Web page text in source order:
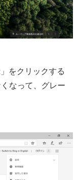
をクリックする
なって、グレー